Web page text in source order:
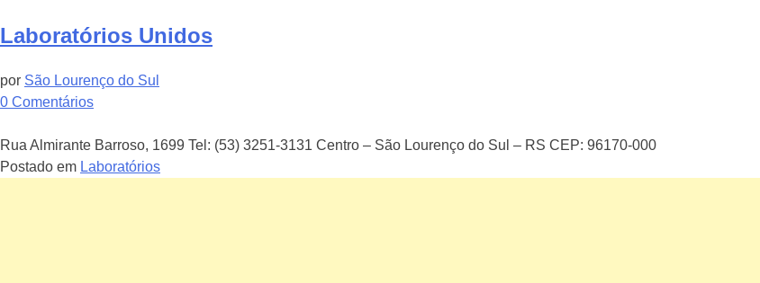
Laboratórios Unidos
por São Lourenço do Sul
0 Comentáriosem
Unidos
Rua Almirante Barroso, 1699 Tel: (53) 3251-3131 Centro – São Lourenço do Sul – RS CEP: 96170-000
Postado em Laboratórios